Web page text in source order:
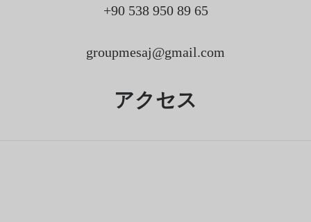
+90 538 950 89 65
groupmesaj@gmail.com
アクセス